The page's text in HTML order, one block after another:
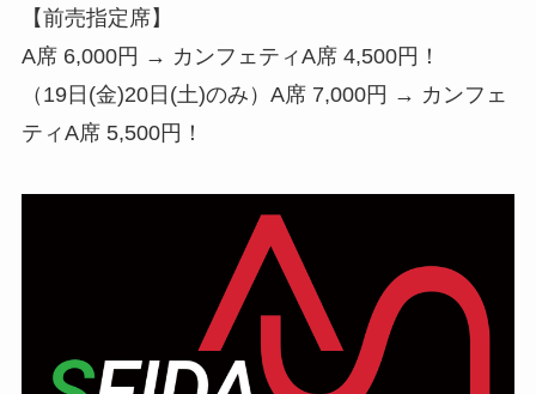
【前売指定席】
A席 6,000円 → カンフェティA席 4,500円！
（19日(金)20日(土)のみ）A席 7,000円 → カンフェ
ティA席 5,500円！